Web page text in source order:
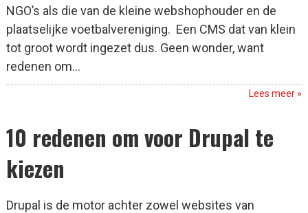
NGO’s als die van de kleine webshophouder en de
plaatselijke voetbalvereniging. Een CMS dat van klein
tot groot wordt ingezet dus. Geen wonder, want
redenen om...
Lees meer »
10 redenen om voor Drupal te
kiezen
Drupal is de motor achter zowel websites van